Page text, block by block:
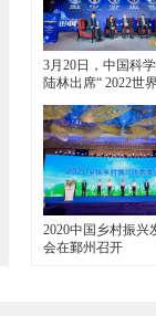
3月20日，中国科
陆林出席“ 2022世
2020中国乡村振兴
会在鄞州召开